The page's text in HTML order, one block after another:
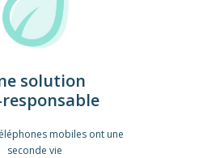
solution
responsable
mobiles ont une
seconde vie